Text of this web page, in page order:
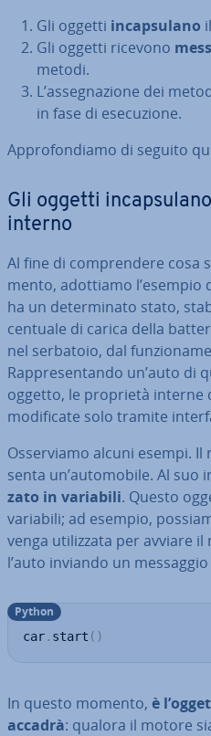
Gli oggetti in­cap­su­la­no
Gli oggetti ricevono
metodi.
L’as­se­gna­zio­ne dei
in fase di ese­cu­zio­ne.
Ap­pro­fon­dia­mo di seguito
Gli oggetti
interno
Al fine di com­pren­de­re cosa
men­to, adottiamo l’esempio
ha un de­ter­mi­na­to stato,
cen­tua­le di carica della
nel serbatoio, dal
Rap­pre­sen­tan­do un’auto di
oggetto, le proprietà interne
mo­di­fi­ca­te solo tramite
Os­ser­via­mo alcuni esempi.
sen­ta un’au­to­mo­bi­le. Al suo
za­to in variabili. Questo
variabili; ad esempio,
venga uti­liz­za­ta per avviare
l’auto inviando un
car. start ( )
Python
In questo momento, è
accadrà: qualora il motore